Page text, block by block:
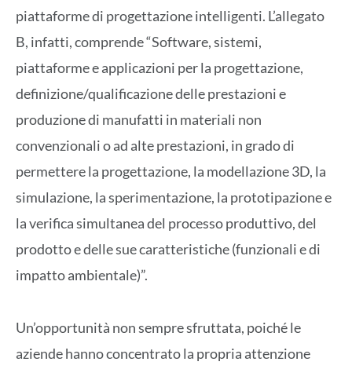
piattaforme di progettazione intelligenti. L’allegato
B, infatti, comprende “Software, sistemi,
piattaforme e applicazioni per la progettazione,
definizione/qualificazione delle prestazioni e
produzione di manufatti in materiali non
convenzionali o ad alte prestazioni, in grado di
permettere la progettazione, la modellazione 3D, la
simulazione, la sperimentazione, la prototipazione e
la verifica simultanea del processo produttivo, del
prodotto e delle sue caratteristiche (funzionali e di
impatto ambientale)”.
Un’opportunità non sempre sfruttata, poiché le
aziende hanno concentrato la propria attenzione